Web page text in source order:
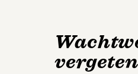
vergeten